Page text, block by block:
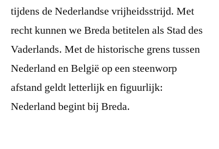
tijdens de Nederlandse vrijheidsstrijd. Met
recht kunnen we Breda betitelen als Stad des
Vaderlands. Met de historische grens tussen
Nederland en België op een steenworp
afstand geldt letterlijk en figuurlijk:
Nederland begint bij Breda.